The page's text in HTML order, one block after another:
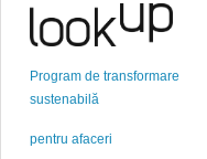
Program de transformare
sustenabilă
pentru afaceri